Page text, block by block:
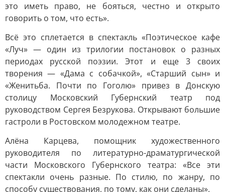
это иметь право, не бояться, честно и открыто
говорить о том, что есть».
Всё это сплетается в спектакль «Поэтическое кафе
«Луч» — один из трилогии постановок о разных
периодах русской поэзии. Этот и еще 3 своих
творения — «Дама с собачкой», «Старший сын» и
«Женитьба. Почти по Гоголю» привез в Донскую
столицу Московский Губернский театр под
руководством Сергея Безрукова. Открывают большие
гастроли в Ростовском молодежном театре.
Алёна Карцева, помощник художественного
руководителя по литературно-драматургической
части Московского Губернского театра: «Все эти
спектакли очень разные. По стилю, по жанру, по
способу существования, по тому, как они сделаны».